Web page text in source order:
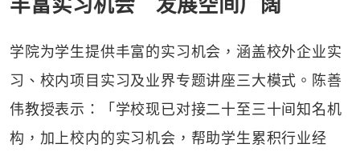
丰富实习机会 发展空间广阔
学院为学生提供丰富的实习机会，涵盖校外企业实
习、校内项目实习及业界专题讲座三大模式。陈善
伟教授表示：「学校现已对接二十至三十间知名机
构，加上校内的实习机会，帮助学生累积行业经